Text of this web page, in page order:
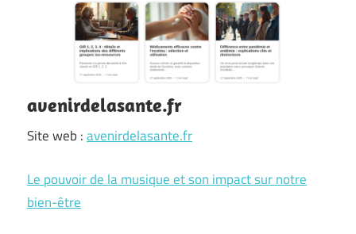
avenirdelasante.fr
Site web :avenirdelasante.fr
Le pouvoir de la musique et son impact sur notre
bien-être